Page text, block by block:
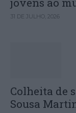
31 DE JULHO, 2026
Colheita de
Sousa